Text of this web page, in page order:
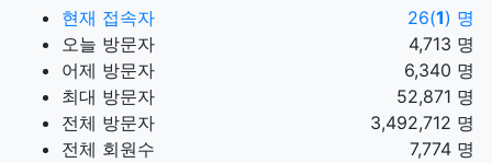
현재 접속자 26(1) 명
오늘 방문자
4,713 명
어제 방문자
6,340 명
최대 방문자
52,871 명
전체 방문자
3,492,712 명
전체 회원수
7,774 명